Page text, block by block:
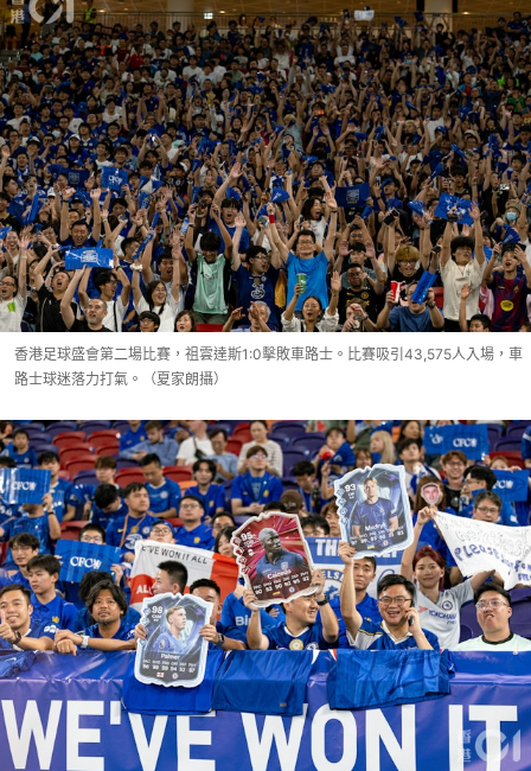
香港足球盛會第二場比賽，祖雲達斯1:0擊敗車路士。比賽吸引43,575人入場，車
路士球迷落力打氣。（夏家朗攝）